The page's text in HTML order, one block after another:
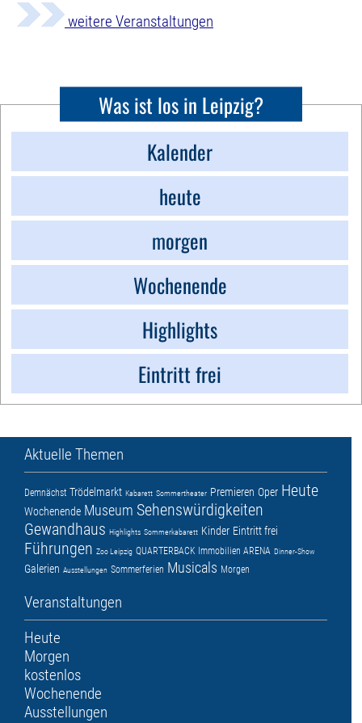
weitere Veranstaltungen
Was ist los in Leipzig?
Kalender
heute
morgen
Wochenende
Highlights
Eintritt frei
Aktuelle Themen
Demnächst Trödelmarkt Kabarett Sommertheater Premieren Oper Heute
Wochenende Museum Sehenswürdigkeiten
Gewandhaus Highlights Sommerkabarett Kinder Eintritt frei
Führungen Zoo Leipzig QUARTERBACK Immobilien ARENA Dinner-Show
Galerien Ausstellungen Sommerferien Musicals Morgen
Veranstaltungen
Heute
Morgen
kostenlos
Wochenende
Ausstellungen